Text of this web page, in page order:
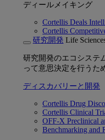
ディールメイキング
Cortellis Deals
Cortellis
研究開発 Life
研究開発のエコシステ
って意思決定を行うた
ディスカバリーと開発
Cortellis Drug
Cortellis Clinical
OFF-X Preclinical
Benchmarking and